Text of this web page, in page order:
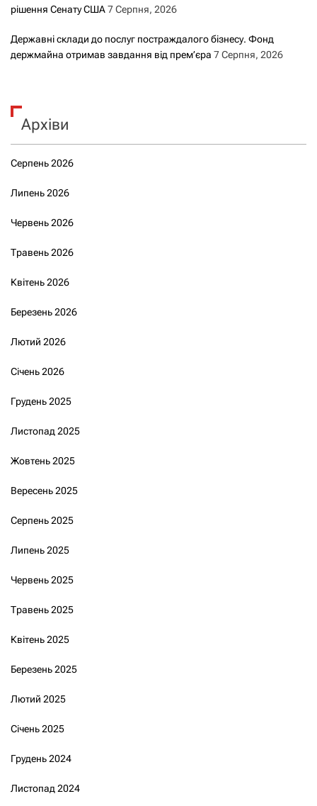
рішення Сенату США7 Серпня, 2026
Державні склади до послуг постраждалого бізнесу. Фонд
держмайна отримав завдання від прем’єра 7 Серпня, 2026
Архіви
Серпень 2026
Липень 2026
Червень 2026
Травень 2026
Квітень 2026
Березень 2026
Лютий 2026
Січень 2026
Грудень 2025
Листопад 2025
Жовтень 2025
Вересень 2025
Серпень 2025
Липень 2025
Червень 2025
Травень 2025
Квітень 2025
Березень 2025
Лютий 2025
Січень 2025
Грудень 2024
Листопад 2024